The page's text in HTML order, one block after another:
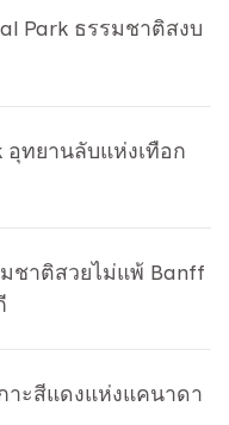
Park ธรรมชาติสงบ
อุทยานลับแห่งเทือก
ชาติสวยไม่แพ้ Banff
าะสีแดงแห่งแคนาดา